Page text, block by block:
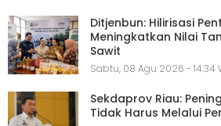
Ditjenbun: Hilirisasi
Meningkatkan Nilai
Sawit
Sabtu, 08 Agu 2026 - 14:34
Sekdaprov Riau:
Tidak Harus Melalui